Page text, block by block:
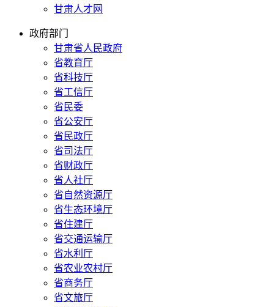
甘肃人才网
政府部门
甘肃省人民政府
省教育厅
省科技厅
省工信厅
省民委
省公安厅
省民政厅
省司法厅
省财政厅
省人社厅
省自然资源厅
省生态环境厅
省住建厅
省交通运输厅
省水利厅
省农业农村厅
省商务厅
省文旅厅